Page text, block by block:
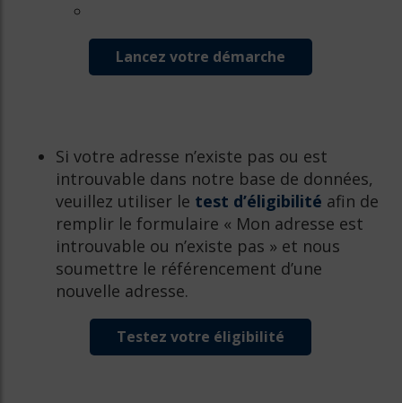
Lancez votre démarche
Si votre adresse n’existe pas ou est
introuvable dans notre base de données,
veuillez utiliser le test d’éligibilité afin de
remplir le formulaire « Mon adresse est
introuvable ou n’existe pas » et nous
soumettre le référencement d’une
nouvelle adresse.
Testez votre éligibilité